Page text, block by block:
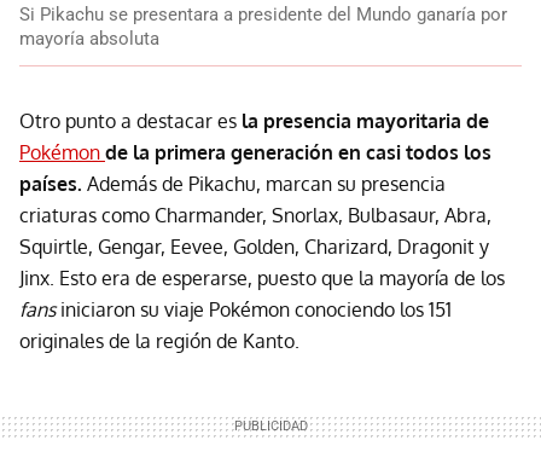
Si Pikachu se presentara a presidente del Mundo ganaría por
mayoría absoluta
Otro punto a destacar es la presencia mayoritaria de
Pokémon de la primera generación en casi todos los
países. Además de Pikachu, marcan su presencia
criaturas como Charmander, Snorlax, Bulbasaur, Abra,
Squirtle, Gengar, Eevee, Golden, Charizard, Dragonit y
Jinx. Esto era de esperarse, puesto que la mayoría de los
fansiniciaron su viaje Pokémon conociendo los 151
originales de la región de Kanto.